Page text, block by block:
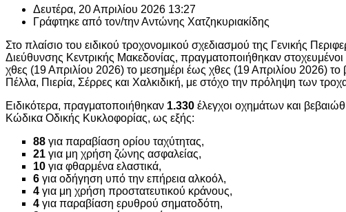
Δευτέρα, 20 Απριλίου 2026 13:27
Γράφτηκε από τον/τηνΑντώνης Χατζηκυριακίδης
Στο πλαίσιο του ειδικού τροχονομικού σχεδιασμού της Γενικής
Διεύθυνσης Κεντρικής Μακεδονίας, πραγματοποιήθηκαν στοχευμένοι
χθες (19 Απριλίου 2026) το μεσημέρι έως χθες (19 Απριλίου 2026) το
Πέλλα, Πιερία, Σέρρες και Χαλκιδική, με στόχο την πρόληψη των
Ειδικότερα, πραγματοποιήθηκαν 1.330 έλεγχοι οχημάτων και
Κώδικα Οδικής Κυκλοφορίας, ως εξής:
88 για παραβίαση ορίου ταχύτητας,
21 για μη χρήση ζώνης ασφαλείας,
10 για φθαρμένα ελαστικά,
6 για οδήγηση υπό την επήρεια αλκοόλ,
4 για μη χρήση προστατευτικού κράνους,
4 για παραβίαση ερυθρού σηματοδότη,